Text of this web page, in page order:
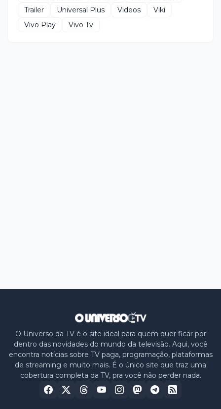
Trailer
Universal Plus Videos
Viki
Vivo Play
Vivo Tv
O Universo da TV é o site ideal para quem quer ficar por
dentro das novidades do mundo da televisão. Aqui, você
encontra notícias sobre TV paga, programação, plataformas
de streaming e muito mais. É o único site que traz uma
cobertura completa da TV, pra você não perder nada.